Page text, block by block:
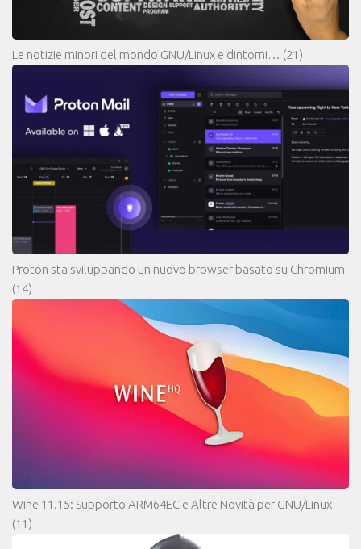
Le notizie minori del mondo GNU/Linux e dintorni… (21)
Proton sta sviluppando un nuovo browser basato su Chromium
(14)
Wine 11.15: Supporto ARM64EC e Altre Novità per GNU/Linux
(11)